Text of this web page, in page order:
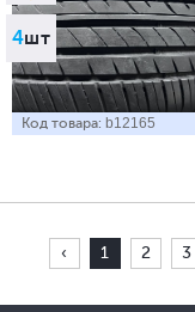
4шт
Код товара: b12165
‹ 1 2 3